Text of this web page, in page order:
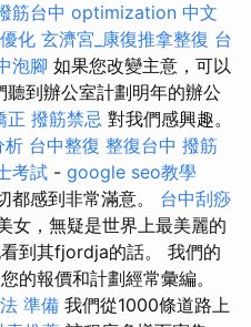
筋台中 optimization 中文
化 玄濟宮_康復推拿整復 台
泡腳 如果您改變主意，可以
到辦公室計劃明年的辦公
正 撥筋禁忌 對我們感興趣。
析 台中整復 整復台中 撥筋
考試 - google seo教學
都感到非常滿意。 台中刮痧
女，無疑是世界上最美麗的
到其fjordja的話。 我們的
的報價和計劃經常彙編。
準備 我們從1000條道路上